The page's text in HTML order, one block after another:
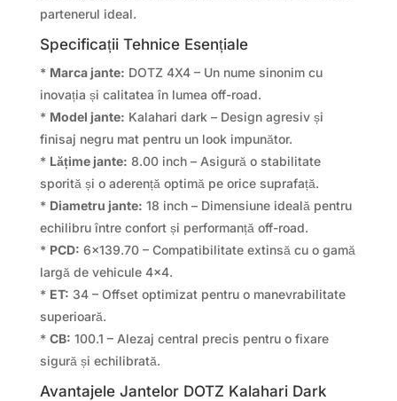
partenerul ideal.
Specificații Tehnice Esențiale
* Marca jante: DOTZ 4X4 – Un nume sinonim cu
inovația și calitatea în lumea off-road.
* Model jante: Kalahari dark – Design agresiv și
finisaj negru mat pentru un look impunător.
* Lățime jante: 8.00 inch – Asigură o stabilitate
sporită și o aderență optimă pe orice suprafață.
* Diametru jante: 18 inch – Dimensiune ideală pentru
echilibru între confort și performanță off-road.
* PCD: 6×139.70 – Compatibilitate extinsă cu o gamă
largă de vehicule 4×4.
* ET: 34 – Offset optimizat pentru o manevrabilitate
superioară.
* CB: 100.1 – Alezaj central precis pentru o fixare
sigură și echilibrată.
Avantajele Jantelor DOTZ Kalahari Dark